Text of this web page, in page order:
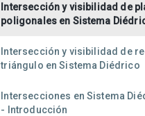
Intersección y visibilidad de
poligonales en Sistema
Intersección y visibilidad de
triángulo en Sistema Diédrico
Intersecciones en Sistema
- Introducción